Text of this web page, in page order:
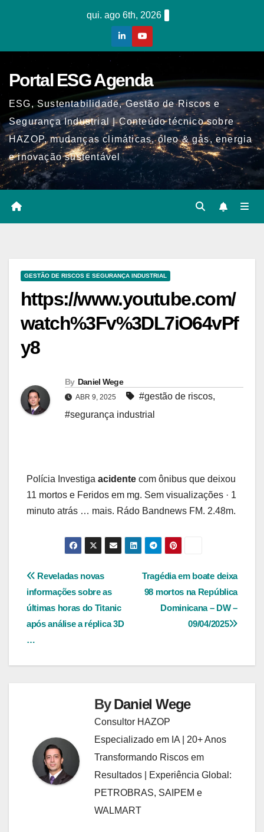
qui. ago 6th, 2026
Portal ESG Agenda
ESG, Sustentabilidade, Gestão de Riscos e
Segurança Industrial | Conteúdo técnico sobre
HAZOP, mudanças climáticas, óleo & gás, energia
e inovação sustentável
GESTÃO DE RISCOS E SEGURANÇA INDUSTRIAL
https://www.youtube.com/
watch%3Fv%3DL7iO64vPf
y8
By Daniel Wege
ABR 9, 2025 #gestão de riscos,
#segurança industrial
Polícia Investiga acidente com ônibus que deixou
11 mortos e Feridos em mg. Sem visualizações · 1
minuto atrás … mais. Rádo Bandnews FM. 2.48m.
Navegação
de
Post
Tragédia em boate deixa
98 mortos na República
Dominicana – DW –
09/04/2025
Reveladas novas
informações sobre as
últimas horas do Titanic
após análise a réplica 3D
…
ByDaniel Wege
Consultor HAZOP
Especializado em IA | 20+ Anos
Transformando Riscos em
Resultados | Experiência Global:
PETROBRAS, SAIPEM e
WALMART